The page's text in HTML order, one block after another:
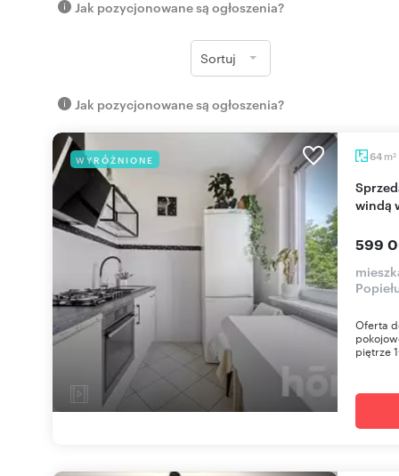
Jak pozycjonowane są ogłoszenia?
Sortuj
Jak pozycjonowane są ogłoszenia?
WYRÓŻNIONE 64 m2
Sprzedam przestronne 4-pokojowe mieszkanie z
windą
599
Oferta
piętrze